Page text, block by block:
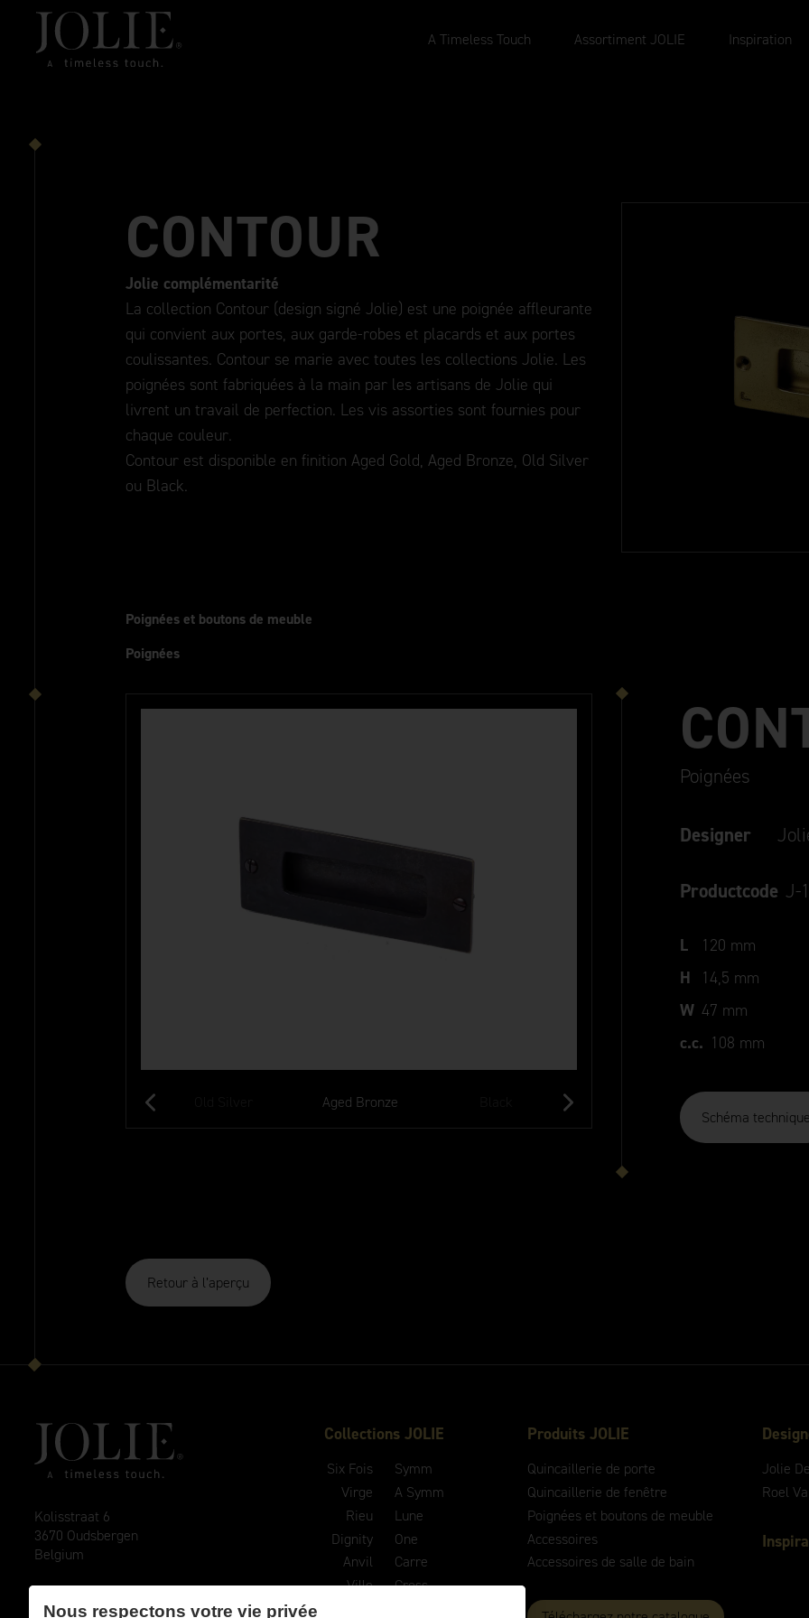
A Timeless Touch Assortiment JOLIE Inspiration
CONTOUR
Jolie complémentarité
La collection Contour (design signé Jolie) est une poignée affleurante
qui convient aux portes, aux garde-robes et placards et aux portes
coulissantes. Contour se marie avec toutes les collections Jolie. Les
poignées sont fabriquées à la main par les artisans de Jolie qui
livrent un travail de perfection. Les vis assorties sont fournies pour
chaque couleur.
Contour est disponible en finition Aged Gold, Aged Bronze, Old Silver
ou Black.
Poignées et boutons de meuble
Poignées
Aged Bronze
Poignées
Designer
Productcode J-
L
120 mm
H
14,5 mm
W 47 mm
c.c. 108 mm
Schéma
Retour à l’aperçu
Kolisstraat 6
3670 Oudsbergen
Belgium
info@joliehandles.com
Collections JOLIE
Six Fois
Virge
Rieu
Dignity
Anvil
Ville
Symm
A Symm
Lune
One
Carre
Cross
Produits JOLIE
Quincaillerie de porte
Quincaillerie de fenêtre
Poignées et boutons de meuble
Accessoires
Accessoires de salle de bain
Jolie
Roel
Nous respectons votre vie privée